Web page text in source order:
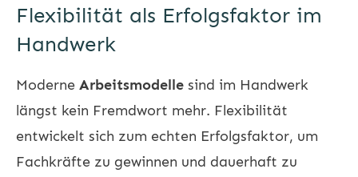
Flexibilität als Erfolgsfaktor im
Handwerk
Moderne Arbeitsmodelle sind im Handwerk
längst kein Fremdwort mehr. Flexibilität
entwickelt sich zum echten Erfolgsfaktor, um
Fachkräfte zu gewinnen und dauerhaft zu